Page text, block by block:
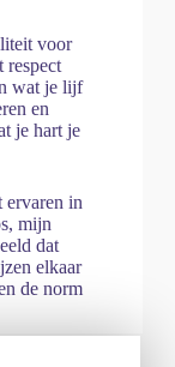
voor
wat je lijf
en
je hart je
ervaren in
mijn
dat
elkaar
de norm